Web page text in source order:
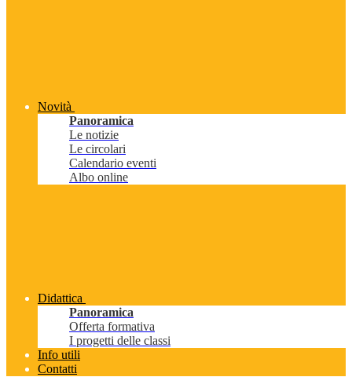
Novità
Panoramica
Le notizie
Le circolari
Calendario eventi
Albo online
Didattica
Panoramica
Offerta formativa
I progetti delle classi
Info utili
Contatti